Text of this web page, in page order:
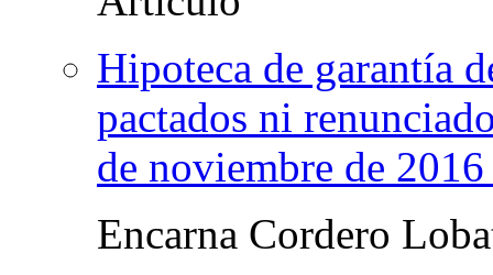
Hipoteca de garantía
pactados ni
de noviembre de
Encarna Cordero